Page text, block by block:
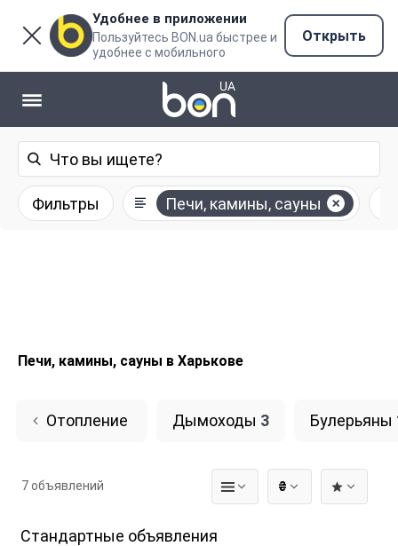
Удобнее в приложении
Пользуйтесь BON.ua быстрее и
удобнее с мобильного
Открыть
Фильтры Печи, камины, сауны
Печи, камины, сауны в Харькове
Отопление Дымоходы 3 Булерьяны
₴
7 объявлений
Стандартные объявления